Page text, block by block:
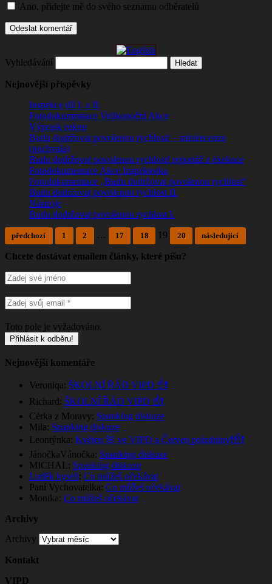
Ano, přidejte mě do svého seznamu odběratelů
Vyhledávání
Nejnovější příspěvky
Inspekce díl I. a II.
Fotodokumentace Velikonoční Akce
Výprask rukou
Budu dodržovat povolenou rychlost! – minirecenze
(pochvala)
Budu dodržovat povolenou rychlost! reportáž z exekuce
Fotodokumentace Akce Inspektorka
Fotodokumentace „Budu dodržovat povolenou rychlost“
Budu dodržovat povolenou rychlost II.
Nástroje
Budu dodržovat povolenou rychlost I.
předchozí 1 2 … 17 18 19 20 následující
Chcete dostávat emailem články, které píšu?
Toto pole je vyžadováno.
Nejnovější komentáře
Veroniqa: ŠKOLNÍ ŘÁD VIPD ☝️❗
Richard: ŠKOLNÍ ŘÁD VIPD ☝️❗
Cérka z Moravy: Spanking diskuze
Mila: Spanking diskuze
Leontýnka: Květen 🌸 ve VIPD a Červen prázdniny❗☝️❗
JánočkaVánočka: Spanking diskuze
MICHAL: Spanking diskuze
Luděk kyseli: Co můžeš očekávat
Paní Vychovatelka: Co můžeš očekávat
Monika: Co můžeš očekávat
Archivy
Archivy
Kontakt
VIPD